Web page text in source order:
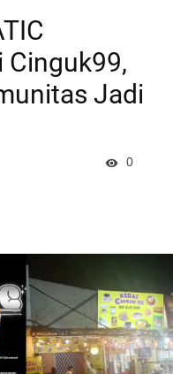
Cinguk99,
Jadi
0